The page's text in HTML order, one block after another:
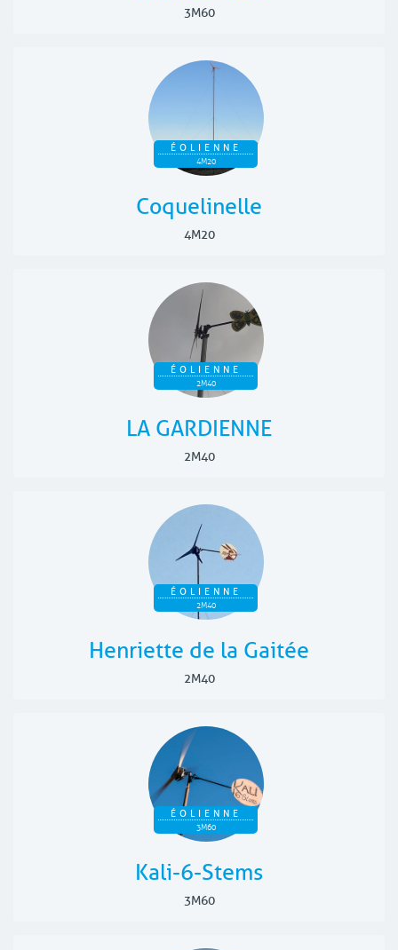
3M60
ÉOLIENNE
4M20
Coquelinelle
4M20
ÉOLIENNE
2M40
LA GARDIENNE
2M40
ÉOLIENNE
2M40
Henriette de la Gaitée
2M40
ÉOLIENNE
3M60
Kali-6-Stems
3M60